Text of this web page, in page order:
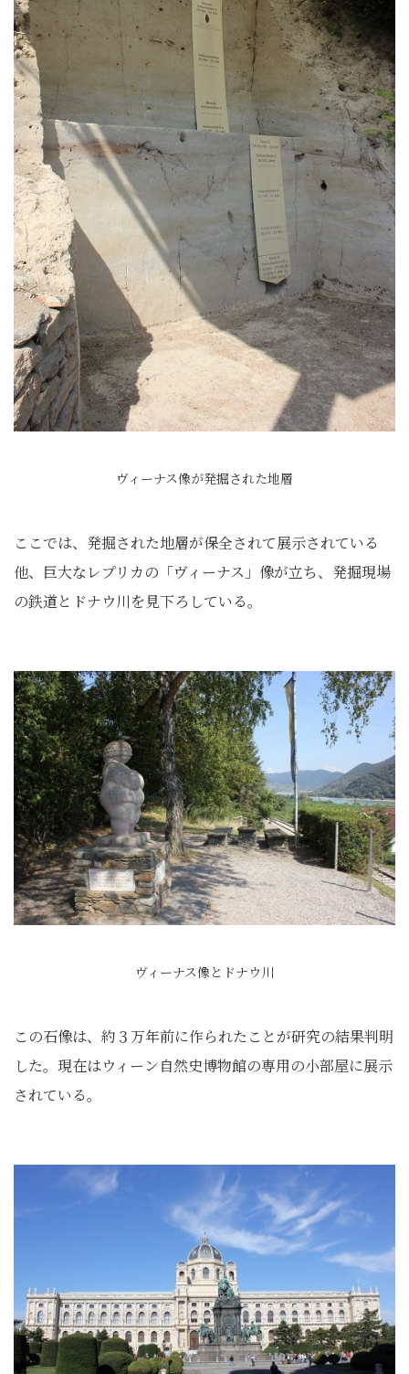
ヴィーナス像が発掘された地層
ここでは、発掘された地層が保全されて展示されている
他、巨大なレプリカの「ヴィーナス」像が立ち、発掘現場
の鉄道とドナウ川を見下ろしている。
ヴィーナス像とドナウ川
この石像は、約３万年前に作られたことが研究の結果判明
した。現在はウィーン自然史博物館の専用の小部屋に展示
されている。